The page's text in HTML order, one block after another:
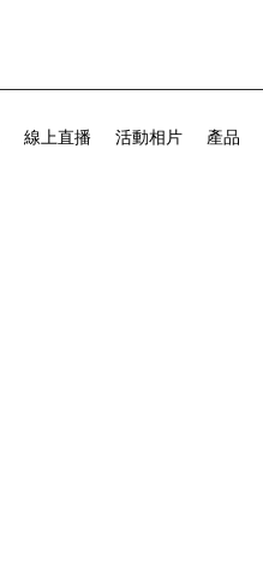
線上直播 活動相片 產品